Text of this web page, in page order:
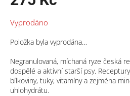
cena:
Vyprodáno
Položka byla vyprodána…
Negranulovaná, míchaná ryze česká
dospělé a aktivní starší psy.
bílkoviny, tuky, vitamíny a zejména
uhlohydrátu.